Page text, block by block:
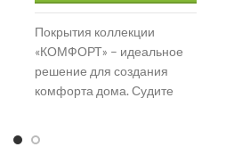
Покрытия коллекции
«КОМФОРТ» – идеальное
решение для создания
комфорта дома. Судите